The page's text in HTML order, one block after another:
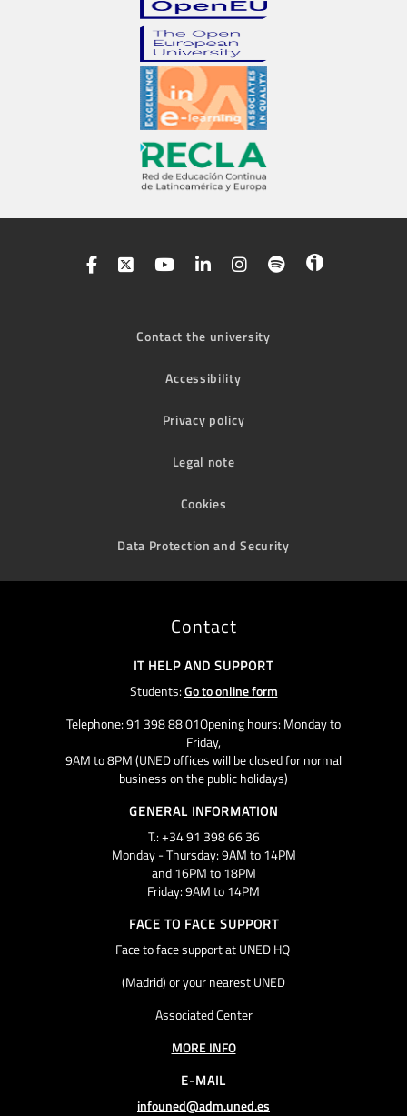
Contact the university
Accessibility
Privacy policy
Legal note
Cookies
Data Protection and Security
Contact
IT HELP AND SUPPORT
Students:Go to online form
Telephone: 91 398 88 01Opening hours: Monday to
Friday,
9AM to 8PM (UNED offices will be closed for normal
business on the public holidays)
GENERAL INFORMATION
T.: +34 91 398 66 36
Monday - Thursday: 9AM to 14PM
and 16PM to 18PM
Friday: 9AM to 14PM
FACE TO FACE SUPPORT
Face to face support at UNED HQ
(Madrid) or your nearest UNED
Associated Center
MORE INFO
E-MAIL
infouned@adm.uned.es